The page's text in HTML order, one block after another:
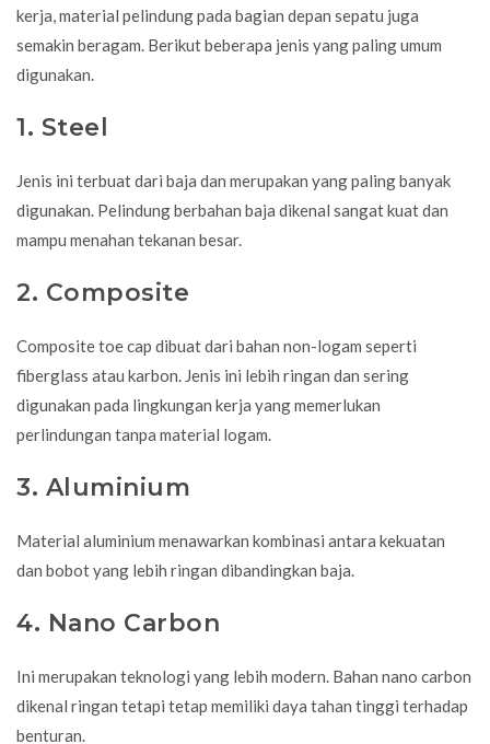
kerja, material pelindung pada bagian depan sepatu juga
semakin beragam. Berikut beberapa jenis yang paling umum
digunakan.
1. Steel
Jenis ini terbuat dari baja dan merupakan yang paling banyak
digunakan. Pelindung berbahan baja dikenal sangat kuat dan
mampu menahan tekanan besar.
2. Composite
Composite toe cap dibuat dari bahan non-logam seperti
fiberglass atau karbon. Jenis ini lebih ringan dan sering
digunakan pada lingkungan kerja yang memerlukan
perlindungan tanpa material logam.
3. Aluminium
Material aluminium menawarkan kombinasi antara kekuatan
dan bobot yang lebih ringan dibandingkan baja.
4. Nano Carbon
Ini merupakan teknologi yang lebih modern. Bahan nano carbon
dikenal ringan tetapi tetap memiliki daya tahan tinggi terhadap
benturan.